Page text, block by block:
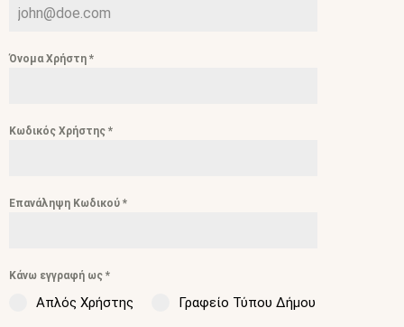
Όνομα Χρήστη *
Κωδικός Χρήστης *
Επανάληψη Κωδικού *
Κάνω εγγραφή ως *
Απλός Χρήστης Γραφείο Τύπου Δήμου